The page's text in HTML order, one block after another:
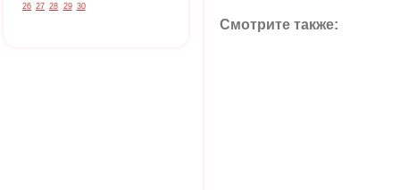
26 27 28 29 30
Смотрите также: